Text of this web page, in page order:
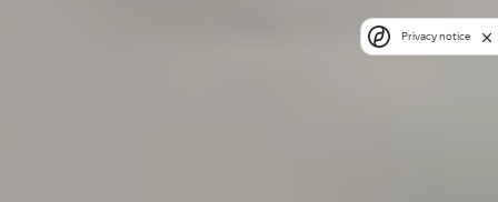
Privacy notice